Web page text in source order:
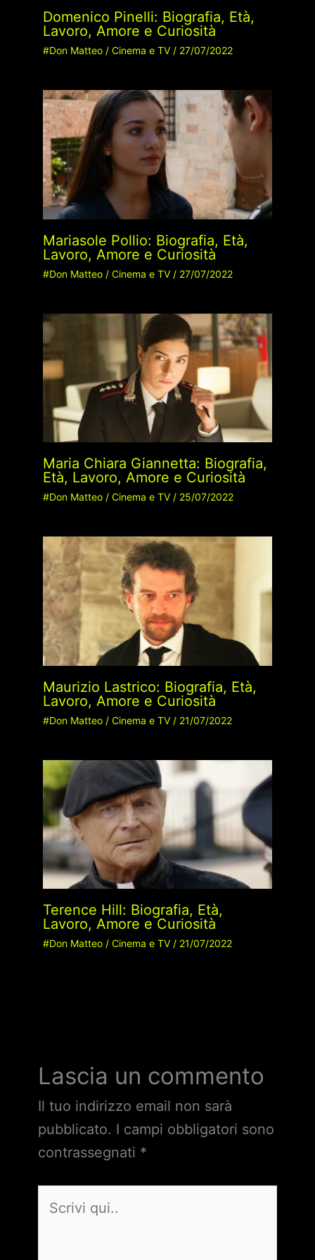
Domenico Pinelli: Biografia, Età,
Lavoro, Amore e Curiosità
#Don Matteo/ Cinema e TV/ 27/07/2022
Mariasole Pollio: Biografia, Età,
Lavoro, Amore e Curiosità
#Don Matteo/ Cinema e TV/ 27/07/2022
Maria Chiara Giannetta: Biografia,
Età, Lavoro, Amore e Curiosità
#Don Matteo/ Cinema e TV/ 25/07/2022
Maurizio Lastrico: Biografia, Età,
Lavoro, Amore e Curiosità
#Don Matteo/ Cinema e TV/ 21/07/2022
Terence Hill: Biografia, Età,
Lavoro, Amore e Curiosità
#Don Matteo/ Cinema e TV/ 21/07/2022
Lascia un commento
Il tuo indirizzo email non sarà
pubblicato. I campi obbligatori sono
contrassegnati *
qui..